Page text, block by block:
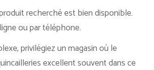
recherché est bien disponible.
ou par téléphone.
privilégiez un magasin où le
excellent souvent dans ce